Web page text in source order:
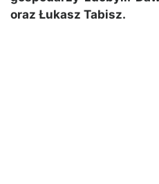
oraz Łukasz Tabisz.